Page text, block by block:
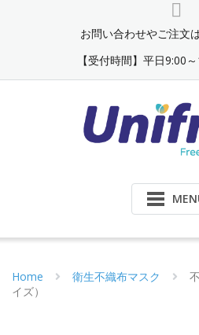
お問い合わせやご注文
【受付時間】平日9:00
Home 衛生不織布マスク
イズ）